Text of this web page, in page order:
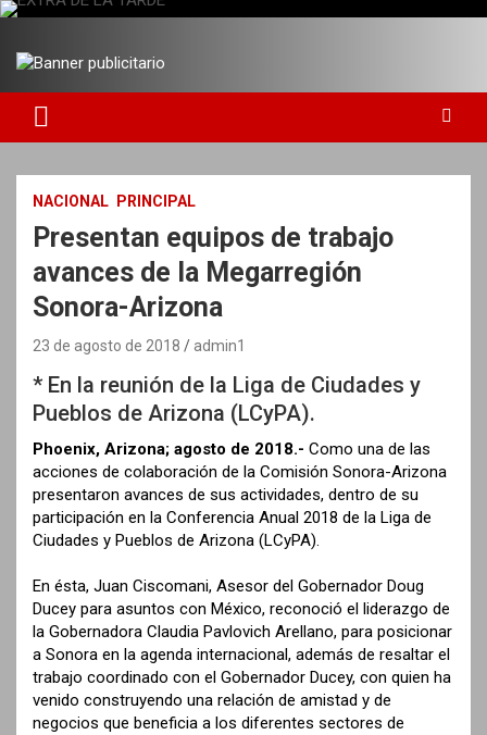
S
a
EXTRA DE LA TARDE
NACIONAL PRINCIPAL
Presentan equipos de trabajo
avances de la Megarregión
Sonora-Arizona
23 de agosto de 2018 admin1
* En la reunión de la Liga de Ciudades y
Pueblos de Arizona (LCyPA).
Phoenix, Arizona; agosto de 2018.- Como una de las
acciones de colaboración de la Comisión Sonora-Arizona
presentaron avances de sus actividades, dentro de su
participación en la Conferencia Anual 2018 de la Liga de
Ciudades y Pueblos de Arizona (LCyPA).
En ésta, Juan Ciscomani, Asesor del Gobernador Doug
Ducey para asuntos con México, reconoció el liderazgo de
la Gobernadora Claudia Pavlovich Arellano, para posicionar
a Sonora en la agenda internacional, además de resaltar el
trabajo coordinado con el Gobernador Ducey, con quien ha
venido construyendo una relación de amistad y de
negocios que beneficia a los diferentes sectores de